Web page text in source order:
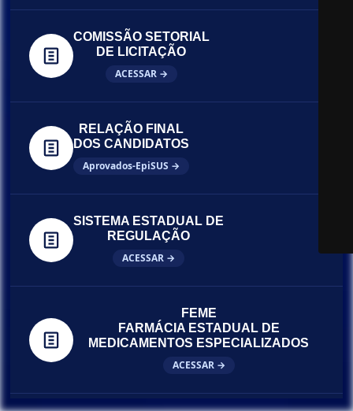
COMISSÃO SETORIAL
DE LICITAÇÃO
ACESSAR →
RELAÇÃO FINAL
DOS CANDIDATOS
Aprovados-EpiSUS →
SISTEMA ESTADUAL DE
REGULAÇÃO
ACESSAR →
FEME
FARMÁCIA ESTADUAL DE
MEDICAMENTOS ESPECIALIZADOS
ACESSAR →